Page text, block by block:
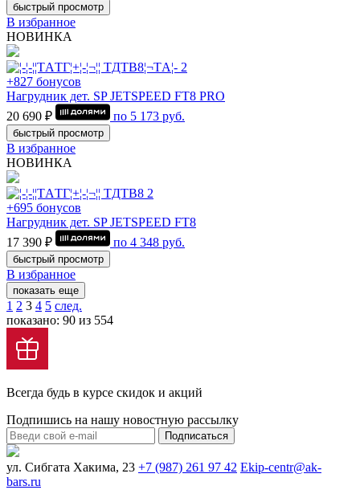
быстрый просмотр
В избранное
НОВИНКА
+827 бонусов
Нагрудник дет. SP JETSPEED FT8 PRO
20 690 ₽
по 5 173 руб.
быстрый просмотр
В избранное
НОВИНКА
+695 бонусов
Нагрудник дет. SP JETSPEED FT8
17 390 ₽
по 4 348 руб.
быстрый просмотр
В избранное
показать еще
1 2 3 4 5 след.
показано: 90 из 554
Всегда будь в курсе скидок и акций
Подпишись на нашу новостную рассылку
Подписаться
ул. Сибгата Хакима, 23 +7 (987) 261 97 42 Ekip-centr@ak-
bars.ru